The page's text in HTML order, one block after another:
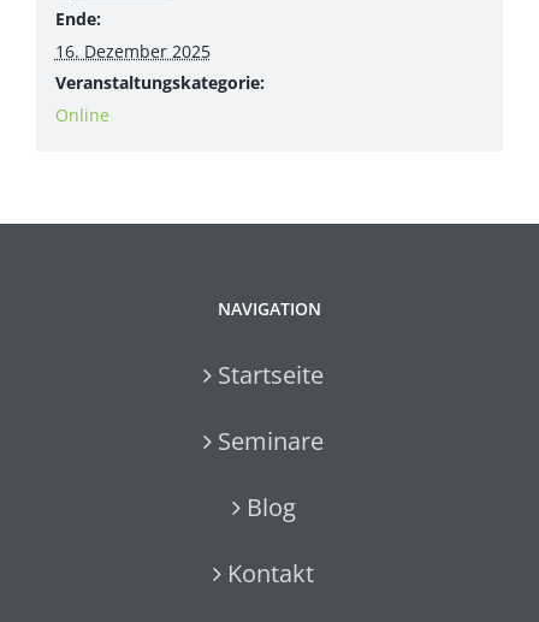
Ende:
16. Dezember 2025
Veranstaltungskategorie:
Online
NAVIGATION
Startseite
Seminare
Blog
Kontakt